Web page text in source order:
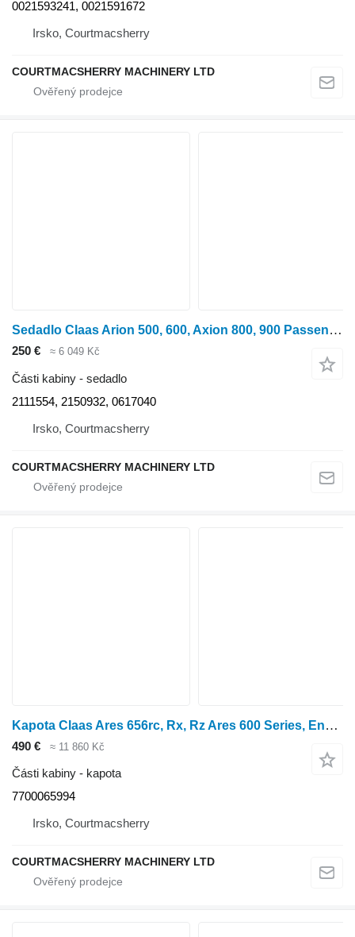
0021593241, 0021591672
Irsko, Courtmacsherry
COURTMACSHERRY MACHINERY LTD
Sedadlo Claas Arion 500, 600, Axion 800, 900 Passenger Seat 2111554, 2150932, pro kolového traktoru
250 € ≈ 6 049 Kč
Části kabiny - sedadlo
2111554, 2150932, 0617040
Irsko, Courtmacsherry
COURTMACSHERRY MACHINERY LTD
Kapota Claas Ares 656rc, Rx, Rz Ares 600 Series, Engine Side Panel Lhs 770006 7700065994 pro kolového traktoru Ares 656RC
490 € ≈ 11 860 Kč
Části kabiny - kapota
7700065994
Irsko, Courtmacsherry
COURTMACSHERRY MACHINERY LTD